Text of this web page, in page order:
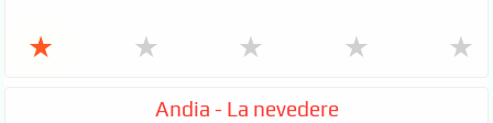
★ ★ ★ ★ ★
Andia - La nevedere